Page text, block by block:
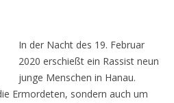
In der Nacht des 19. Februar
2020 erschießt ein Rassist neun
junge Menschen in Hanau.
Ermordeten, sondern auch um